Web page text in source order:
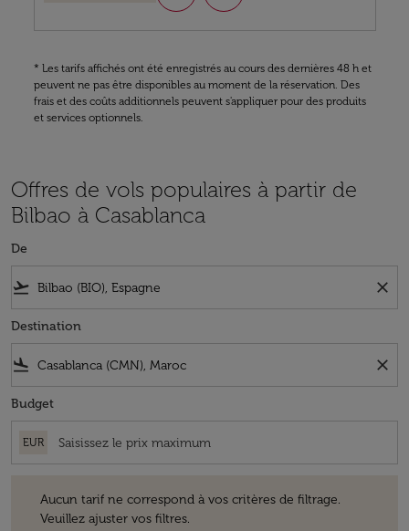
* Les tarifs affichés ont été enregistrés au cours des dernières 48 h et
peuvent ne pas être disponibles au moment de la réservation. Des
frais et des coûts additionnels peuvent s'appliquer pour des produits
et services optionnels.
Offres de vols populaires à partir de
Bilbao à Casablanca
De
flight_takeoff close
Destination
flight_land close
Budget
EUR
Aucun tarif ne correspond à vos critères de filtrage.
Veuillez ajuster vos filtres.